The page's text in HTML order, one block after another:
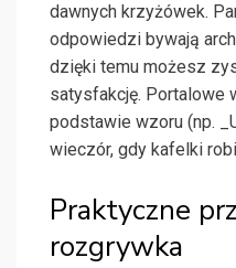
dawnych krzyżówek.
odpowiedzi bywają
dzięki temu możesz
satysfakcję. Portalowe
podstawie wzoru (np.
wieczór, gdy kafelki
Praktyczne
rozgrywka